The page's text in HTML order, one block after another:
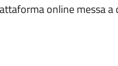
online messa a